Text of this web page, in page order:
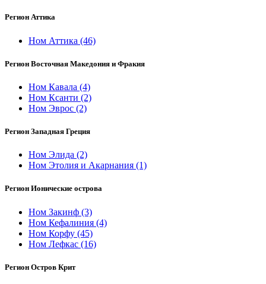
Регион Аттика
Ном Аттика (46)
Регион Восточная Македония и Фракия
Ном Кавала (4)
Ном Ксанти (2)
Ном Эврос (2)
Регион Западная Греция
Ном Элида (2)
Ном Этолия и Акарнания (1)
Регион Ионические острова
Ном Закинф (3)
Ном Кефалиния (4)
Ном Корфу (45)
Ном Лефкас (16)
Регион Остров Крит